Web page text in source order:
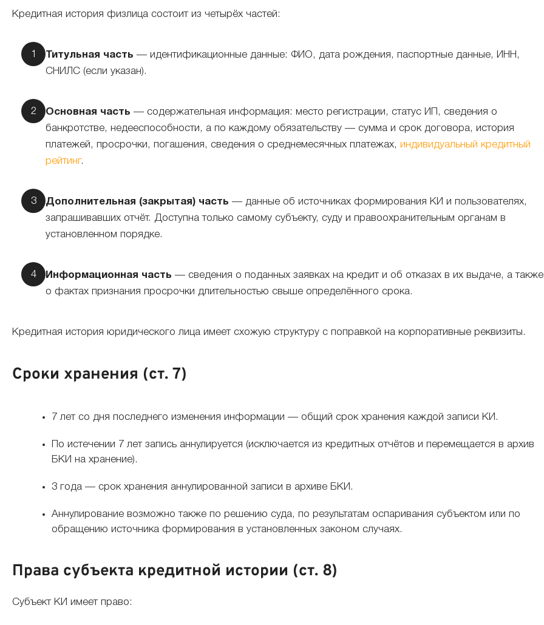
Кредитная история физлица состоит из четырёх частей:
Титульная часть — идентификационные данные: ФИО, дата рождения, паспортные данные, ИНН,
СНИЛС (если указан).
Основная часть — содержательная информация: место регистрации, статус ИП, сведения о
банкротстве, недееспособности, а по каждому обязательству — сумма и срок договора, история
платежей, просрочки, погашения, сведения о среднемесячных платежах, индивидуальный кредитный
рейтинг.
Дополнительная (закрытая) часть — данные об источниках формирования КИ и пользователях,
запрашивавших отчёт. Доступна только самому субъекту, суду и правоохранительным органам в
установленном порядке.
Информационная часть — сведения о поданных заявках на кредит и об отказах в их выдаче, а также
о фактах признания просрочки длительностью свыше определённого срока.
Кредитная история юридического лица имеет схожую структуру с поправкой на корпоративные реквизиты.
Сроки хранения (ст. 7)
7 лет со дня последнего изменения информации — общий срок хранения каждой записи КИ.
По истечении 7 лет запись аннулируется (исключается из кредитных отчётов и перемещается в архив
БКИ на хранение).
3 года — срок хранения аннулированной записи в архиве БКИ.
Аннулирование возможно также по решению суда, по результатам оспаривания субъектом или по
обращению источника формирования в установленных законом случаях.
Права субъекта кредитной истории (ст. 8)
Субъект КИ имеет право: